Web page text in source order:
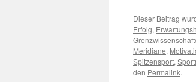
Dieser Beitrag
Erfolg,
Meridiane,
Spitzensport,
den Permalink.